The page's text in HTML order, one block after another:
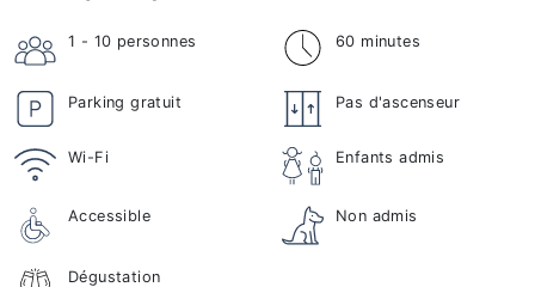
1 - 10 personnes 60 minutes
Parking gratuit Pas d'ascenseur
Wi-Fi Enfants admis
Accessible Non admis
Dégustation